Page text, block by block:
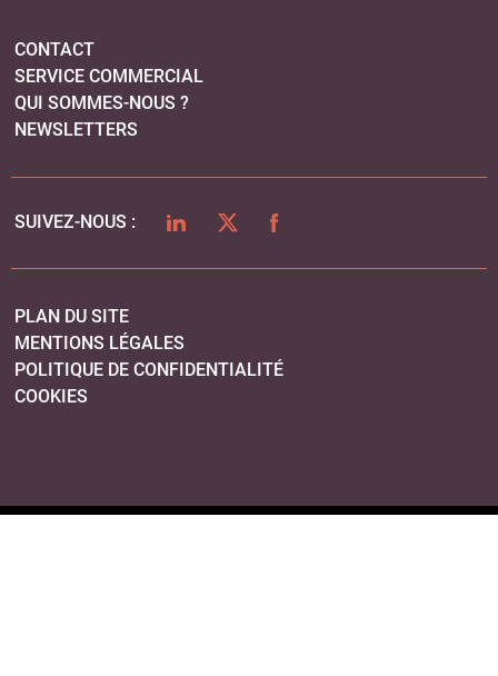
CONTACT
SERVICE COMMERCIAL
QUI SOMMES-NOUS ?
NEWSLETTERS
SUIVEZ-NOUS : LINKEDINTWITTERFACEBOOK
PLAN DU SITE
MENTIONS LÉGALES
POLITIQUE DE CONFIDENTIALITÉ
COOKIES